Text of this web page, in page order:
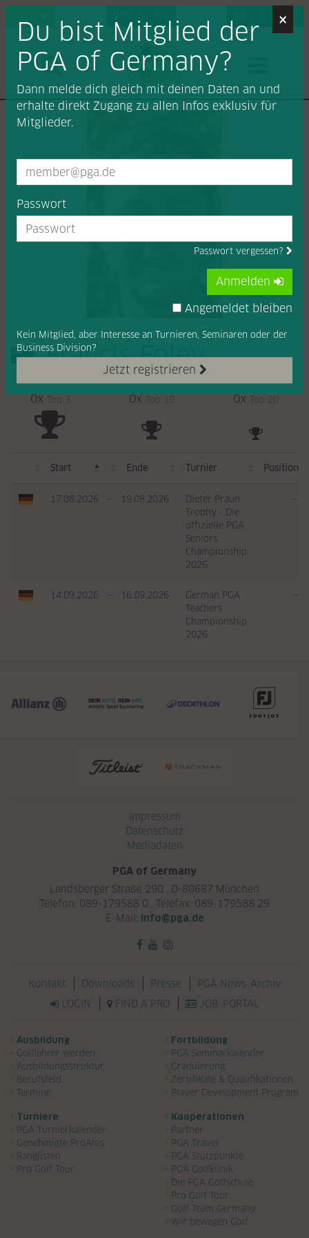
Job-Portal
Francis Foley
0xTop 3 0xTop 10 0xTop 20
Start Ende Turnier Position
17.08.2026 — 19.08.2026
Dieter Praun
Trophy - Die
offizielle PGA
Seniors
Championship
2026
—
14.09.2026 — 16.09.2026
German PGA
Teachers
Championship
2026
—
×
Du bist Mitglied der
PGA of Germany?
Dann melde dich gleich mit deinen Daten an und
erhalte direkt Zugang zu allen Infos exklusiv für
Mitglieder.
Passwort
Passwort vergessen?
Jetzt registrieren
Kein Mitglied, aber Interesse an Turnieren, Seminaren oder der
Business Division?
Anmelden
Angemeldet bleiben
Impressum
Datenschutz
Mediadaten
PGA of Germany
Landsberger Straße 290 . D-80687 München
Telefon: 089-179588 0 . Telefax: 089-179588 29
E-Mail:
info@pga.de
Navigation überspringen
Kontakt Downloads Presse
PGA News-Archiv
LOGIN
FIND A PRO JOB-PORTAL
Navigation überspringen
Ausbildung
Golflehrer werden
Ausbildungsstruktur
Berufsfeld
Termine
Fortbildung
PGA Seminarkalender
Graduierung
Zertifikate & Qualifikationen
Player Development Program
Turniere
PGA Turnierkalender
Genehmigte ProAms
Ranglisten
Pro Golf Tour
Kooperationen
Partner
PGA Travel
PGA Stützpunkte
PGA Golfklinik
Die PGA Golfschule
Pro Golf Tour
Golf Team Germany
Wir bewegen Golf